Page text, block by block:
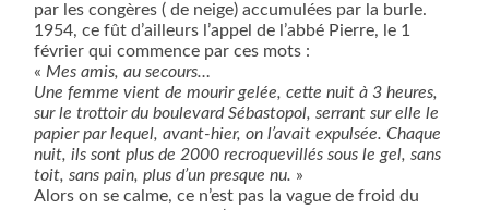
par les congères ( de neige) accumulées par la burle.
1954, ce fût d’ailleurs l’appel de l’abbé Pierre, le 1
février qui commence par ces mots :
«Mes amis, au secours…
Une femme vient de mourir gelée, cette nuit à 3 heures,
sur le trottoir du boulevard Sébastopol, serrant sur elle le
papier par lequel, avant-hier, on l’avait expulsée. Chaque
nuit, ils sont plus de 2000 recroquevillés sous le gel, sans
toit, sans pain, plus d’un presque nu. »
Alors on se calme, ce n’est pas la vague de froid du